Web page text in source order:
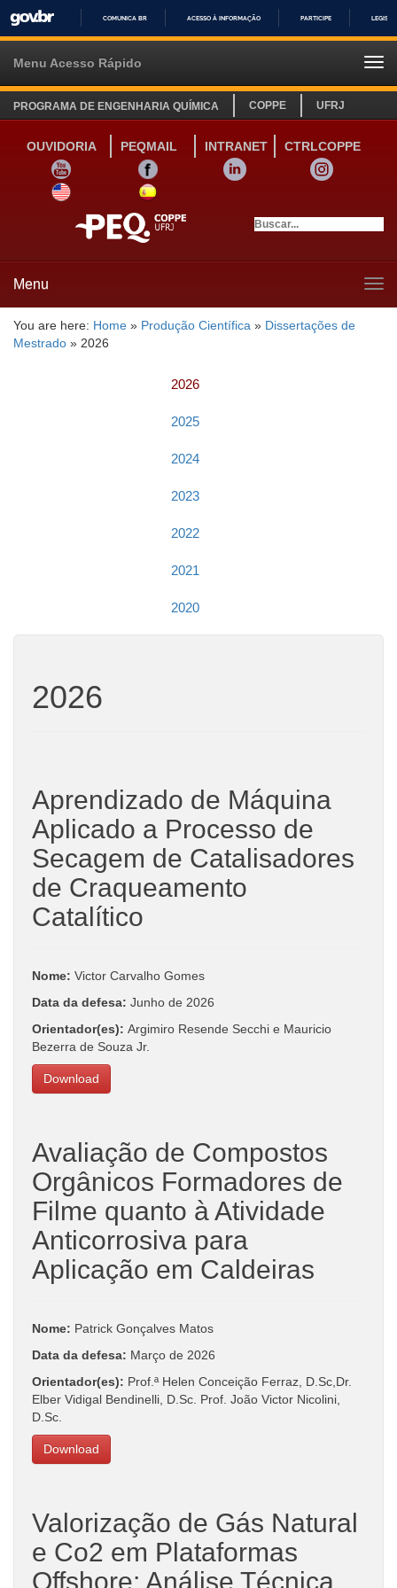
IR
COMUNICA BR ACESSO À INFORMAÇÃO PARTICIPE
Menu Acesso Rápido
PROGRAMA DE ENGENHARIA QUÍMICA COPPE UFRJ
OUVIDORIA PEQMAIL INTRANET
CTRLCOPPE
YOUTUBE
FACEBOOK LINKEDIN
INSTAGRAM
SITE INGLÊS
LINK SITE ESPANHOL
Menu
You are here: Home » Produção Científica » Dissertações de
Mestrado » 2026
2026
2025
2024
2023
2022
2021
2020
2026
Aprendizado de Máquina
Aplicado a Processo de
Secagem de Catalisadores
de Craqueamento
Catalítico
Nome: Victor Carvalho Gomes
Data da defesa: Junho de 2026
Orientador(es): Argimiro Resende Secchi e Mauricio
Bezerra de Souza Jr.
Download
Avaliação de Compostos
Orgânicos Formadores de
Filme quanto à Atividade
Anticorrosiva para
Aplicação em Caldeiras
Nome: Patrick Gonçalves Matos
Data da defesa: Março de 2026
Orientador(es): Prof.ª Helen Conceição Ferraz, D.Sc,Dr.
Elber Vidigal Bendinelli, D.Sc. Prof. João Victor Nicolini,
D.Sc.
Download
Valorização de Gás Natural
e Co2 em Plataformas
Offshore: Análise Técnica,